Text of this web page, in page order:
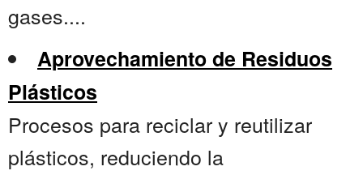
gases....
Aprovechamiento de Residuos
Plásticos
Procesos para reciclar y reutilizar
plásticos, reduciendo la